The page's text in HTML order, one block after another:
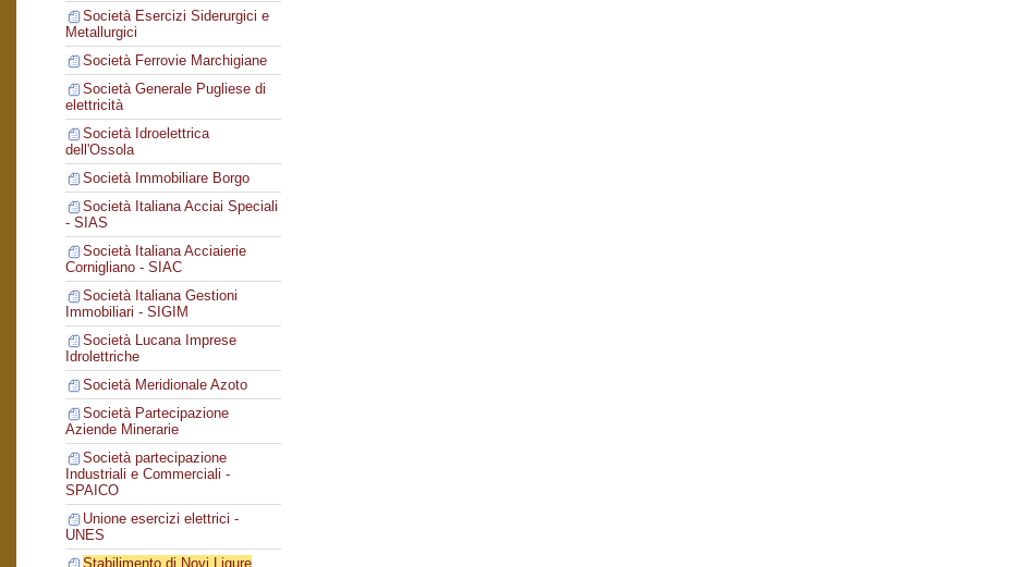
Società Esercizi Siderurgici e
Metallurgici
Società Ferrovie Marchigiane
Società Generale Pugliese di
elettricità
Società Idroelettrica
dell'Ossola
Società Immobiliare Borgo
Società Italiana Acciai Speciali
- SIAS
Società Italiana Acciaierie
Cornigliano - SIAC
Società Italiana Gestioni
Immobiliari - SIGIM
Società Lucana Imprese
Idrolettriche
Società Meridionale Azoto
Società Partecipazione
Aziende Minerarie
Società partecipazione
Industriali e Commerciali -
SPAICO
Unione esercizi elettrici -
UNES
Stabilimento di Novi Ligure